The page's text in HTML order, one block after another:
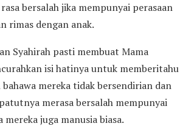
bersalah jika mempunyai perasaan
rimas dengan anak.
Syahirah pasti membuat Mama
isi hatinya untuk memberitahu
mereka tidak bersendirian dan
merasa bersalah mempunyai
mereka juga manusia biasa.